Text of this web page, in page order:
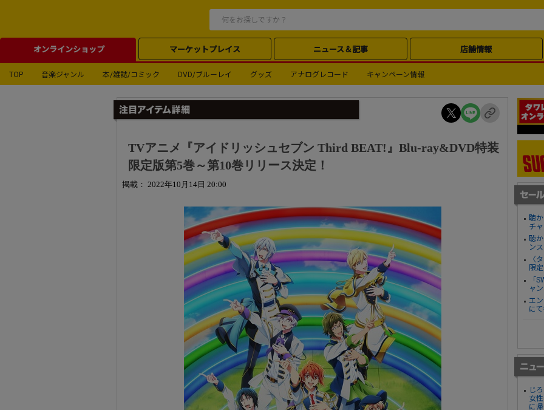
オンラインショップ マーケットプレイス ニュース＆記事 店舗情報
TOP 音楽ジャンル 本/雑誌/コミック DVD/ブルーレイ グッズ アナログレコード キャンペーン情報
TVアニメ『アイドリッシュセブン Third BEAT!』Blu-ray&DVD特装
限定版第5巻～第10巻リリース決定！
掲載： 2022年10月14日 20:00
聴
チ
聴
ン
〈
限
「
ャ
エ
に
じ
女
に